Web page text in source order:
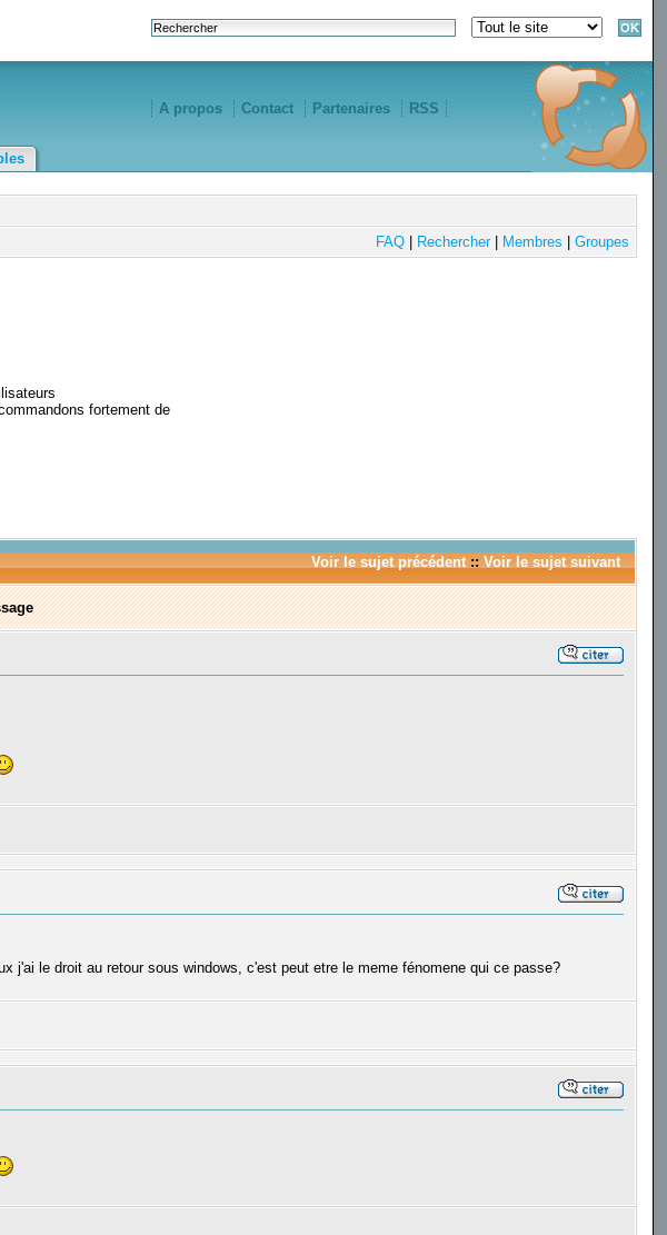
A propos Contact Partenaires RSS
FAQ| Rechercher| Membres Groupes
fortement de
Voir le sujet précédent:: Voir le sujet suivant
j'ai le droit au retour sous windows, c'est peut etre le meme fénomene qui ce passe?